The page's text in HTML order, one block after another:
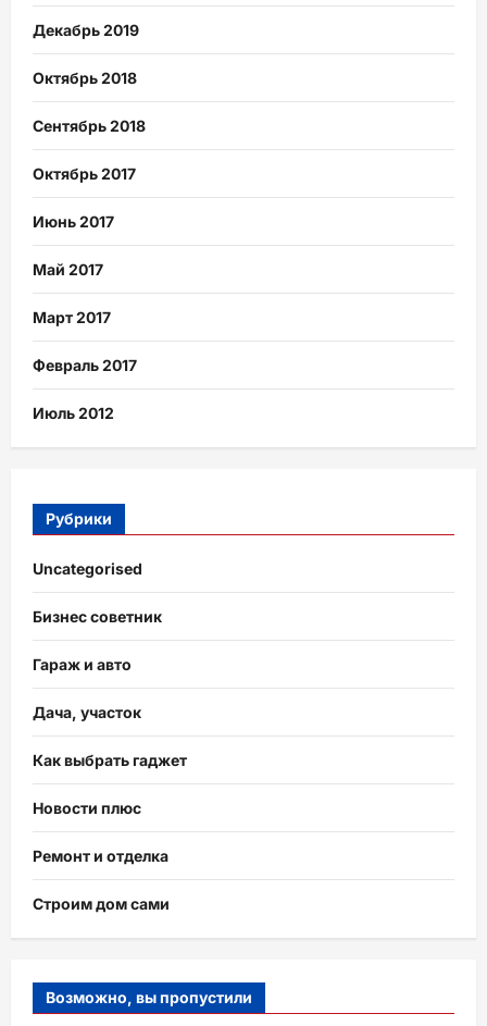
Декабрь 2019
Октябрь 2018
Сентябрь 2018
Октябрь 2017
Июнь 2017
Май 2017
Март 2017
Февраль 2017
Июль 2012
Рубрики
Uncategorised
Бизнес советник
Гараж и авто
Дача, участок
Как выбрать гаджет
Новости плюс
Ремонт и отделка
Строим дом сами
Возможно, вы пропустили